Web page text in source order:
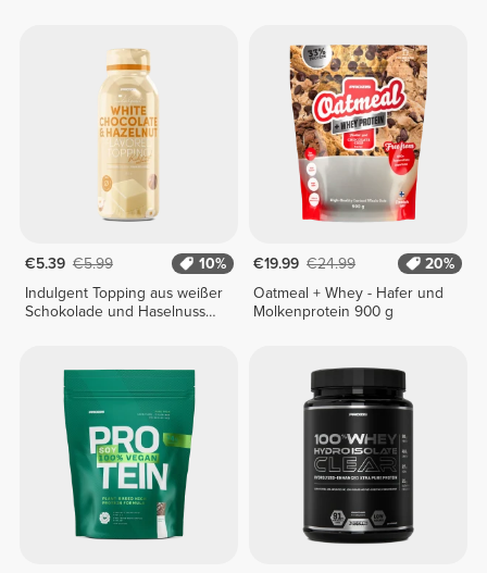
€5.39 €5.99
10%
Indulgent Topping aus weißer
Schokolade und Haselnuss
€19.99 €24.99
20%
Oatmeal + Whey - Hafer und
Molkenprotein 900 g